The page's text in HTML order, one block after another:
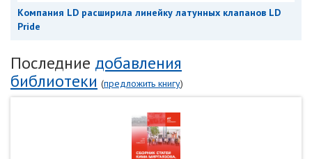
Компания LD расширила линейку латунных клапанов LD
Pride
Последние добавления
библиотеки (предложить книгу)